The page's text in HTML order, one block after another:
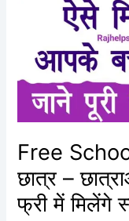
Free
छात्र –
फ्री में मिलेंगे
छात्र
–
छात्राओं
को
सरकार
द्वारा
बिल्कुल
फ्री